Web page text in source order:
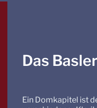
Das
Ein Domkapitel ist